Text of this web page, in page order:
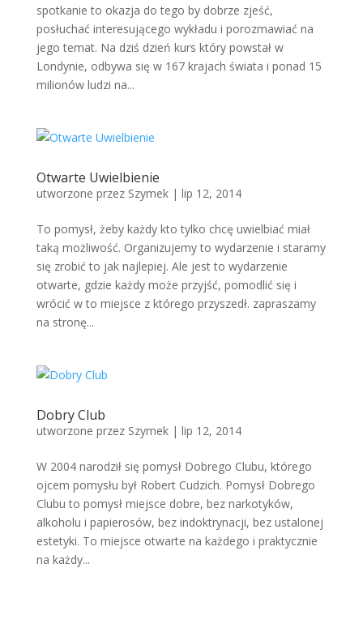
spotkanie to okazja do tego by dobrze zjeść,
posłuchać interesującego wykładu i porozmawiać na
jego temat. Na dziś dzień kurs który powstał w
Londynie, odbywa się w 167 krajach świata i ponad 15
milionów ludzi na...
Otwarte Uwielbienie
utworzone przez Szymek| lip 12, 2014
To pomysł, żeby każdy kto tylko chcę uwielbiać miał
taką możliwość. Organizujemy to wydarzenie i staramy
się zrobić to jak najlepiej. Ale jest to wydarzenie
otwarte, gdzie każdy może przyjść, pomodlić się i
wrócić w to miejsce z którego przyszedł. zapraszamy
na stronę...
Dobry Club
utworzone przez Szymek| lip 12, 2014
W 2004 narodził się pomysł Dobrego Clubu, którego
ojcem pomysłu był Robert Cudzich. Pomysł Dobrego
Clubu to pomysł miejsce dobre, bez narkotyków,
alkoholu i papierosów, bez indoktrynacji, bez ustalonej
estetyki. To miejsce otwarte na każdego i praktycznie
na każdy...